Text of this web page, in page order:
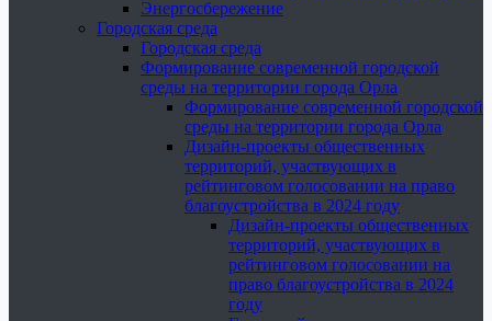
Энергосбережение
Городская среда
Городская среда
Формирование современной городской
среды на территории города Орла
Формирование современной городской
среды на территории города Орла
Дизайн-проекты общественных
территорий, участвующих в
рейтинговом голосовании на право
благоустройства в 2024 году
Дизайн-проекты общественных
территорий, участвующих в
рейтинговом голосовании на
право благоустройства в 2024
году